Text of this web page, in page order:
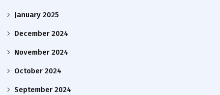
January 2025
December 2024
November 2024
October 2024
September 2024